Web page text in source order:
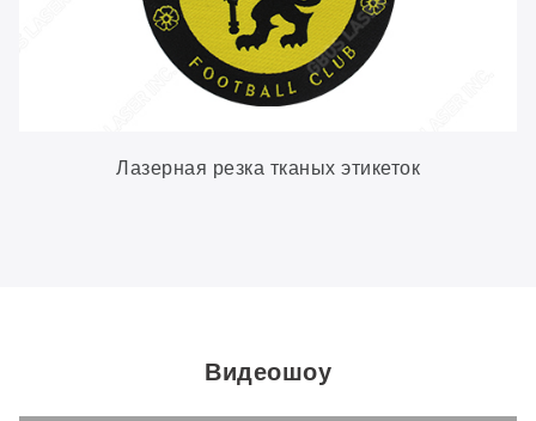
Лазерная резка тканых этикеток
Видеошоу